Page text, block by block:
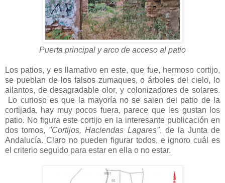
Puerta principal y arco de acceso al patio
Los patios, y es llamativo en este, que fue, hermoso cortijo,
se pueblan de los falsos zumaques, o árboles del cielo, lo
ailantos, de desagradable olor, y colonizadores de solares.
Lo curioso es que la mayoría no se salen del patio de la
cortijada, hay muy pocos fuera, parece que les gustan los
patio. No figura este cortijo en la interesante publicación en
dos tomos, "Cortijos, Haciendas Lagares", de la Junta de
Andalucía. Claro no pueden figurar todos, e ignoro cuál es
el criterio seguido para estar en ella o no estar.